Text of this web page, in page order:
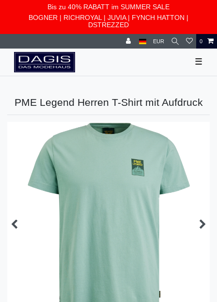
Bis zu 40% RABATT im SUMMER SALE
BOGNER | RICHROYAL | JUVIA| FYNCH HATTON |
DSTREZZED
EUR 0
☰
PME Legend Herren T-Shirt mit Aufdruck